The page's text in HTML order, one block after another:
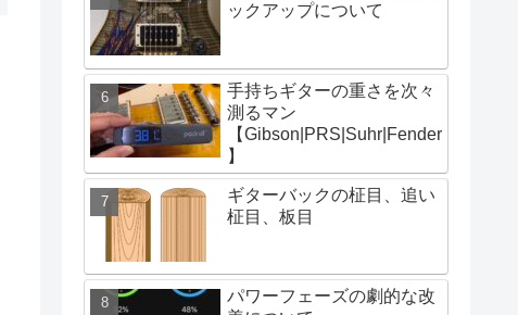
ックアップについて
手持ちギターの重さを次々
測るマン
【Gibson|PRS|Suhr|Fender
】
ギターバックの柾目、追い
柾目、板目
パワーフェーズの劇的な改